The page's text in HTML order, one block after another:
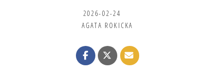
2026-02-24
AGATA ROKICKA